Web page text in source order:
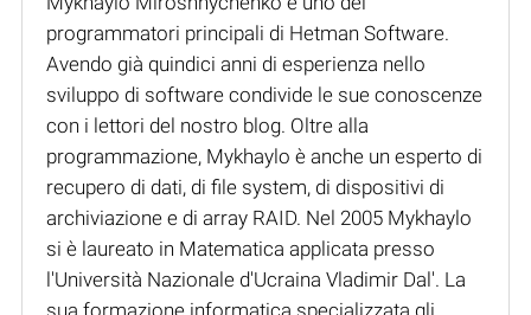
programmatori principali di Hetman Software.
Avendo già quindici anni di esperienza nello
sviluppo di software condivide le sue conoscenze
con i lettori del nostro blog. Oltre alla
programmazione, Mykhaylo è anche un esperto di
recupero di dati, di file system, di dispositivi di
archiviazione e di array RAID. Nel 2005 Mykhaylo
si è laureato in Matematica applicata presso
l'Università Nazionale d'Ucraina Vladimir Dal'. La
sua formazione informatica specializzata gli